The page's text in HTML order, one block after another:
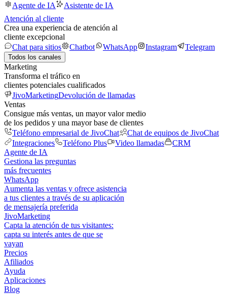
Agente de IA
Asistente de IA
Atención al cliente
Crea una experiencia de atención al
cliente excepcional
Chat para sitios
Chatbot WhatsApp Instagram Telegram
Todos los canales
Marketing
Transforma el tráfico en
clientes potenciales cualificados
JivoMarketingDevolución de llamadas
Ventas
Consigue más ventas, un mayor valor medio
de los pedidos y una mayor base de clientes
Teléfono empresarial de JivoChat
Chat de equipos de JivoChat
Integraciones
Teléfono Plus Video llamadas
CRM
Agente de IA
Gestiona las preguntas
más frecuentes
WhatsApp
Aumenta las ventas y ofrece asistencia
a tus clientes a través de su aplicación
de mensajería preferida
JivoMarketing
Capta la atención de tus visitantes:
capta su interés antes de que se
vayan
Precios
Afiliados
Ayuda
Aplicaciones
Blog